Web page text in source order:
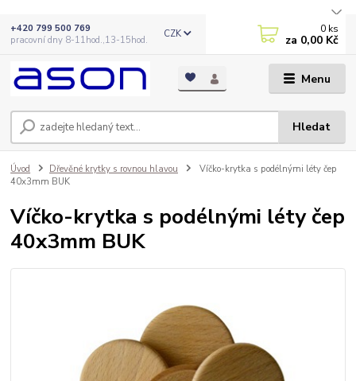
Menu
CZK
Hledat
+420 799 500 769
pracovní dny 8-11hod.,13-15hod.
0 ks
za 0,00 Kč
Úvod Dřevěné krytky s rovnou hlavou
Víčko-krytka s podélnými léty čep
40x3mm BUK
Víčko-krytka s podélnými léty čep
40x3mm BUK